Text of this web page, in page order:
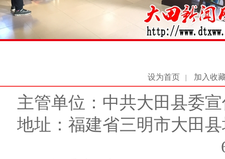
设为首页 加入收
主管单位：中共大田县委
地址：福建省三明市大田